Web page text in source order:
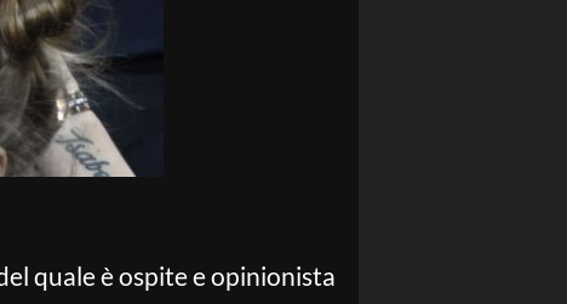
quale è ospite e opinionista